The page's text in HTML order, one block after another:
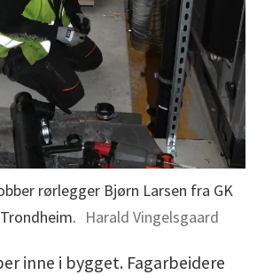
rørlegger Bjørn Larsen fra GK
Harald Vingelsgaard
inne i bygget. Fagarbeidere